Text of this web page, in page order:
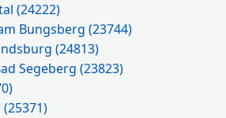
(24222)
Bungsberg(23744)
(24813)
Segeberg(23823)
(25371)